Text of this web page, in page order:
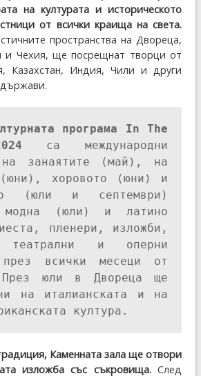
на културата и историческото
от всички краища на света.
пространства на Двореца,
и Чехия, ще посрещнат творци от
Казахстан, Индия, Чили и други
програма In The
са международни
на занаятите (май), на
(юни), хоровото (юни) и
(юли и септември)
модна (юли) и латино
пленери, изложби,
театрални и оперни
през всички месеци от
През юли в Двореца ще
на италианската и на
култура.
Каменната зала ще отвори
изложба със съкровища.След